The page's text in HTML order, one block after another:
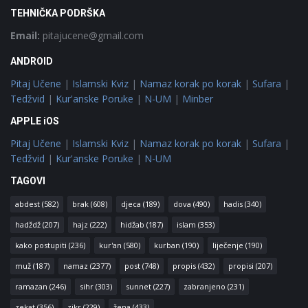
TEHNIČKA PODRŠKA
Email: pitajucene@gmail.com
ANDROID
Pitaj Učene | Islamski Kviz | Namaz korak po korak | Sufara |
Tedžvid | Kur'anske Poruke | N-UM | Minber
APPLE iOS
Pitaj Učene | Islamski Kviz | Namaz korak po korak | Sufara |
Tedžvid | Kur'anske Poruke | N-UM
TAGOVI
abdest (582) brak (608) djeca (189) dova (490) hadis (340)
hadždž (207) hajz (222) hidžab (187) islam (353)
kako postupiti (236) kur'an (580) kurban (190) liječenje (190)
muž (187) namaz (2377) post (748) propis (432) propisi (207)
ramazan (246) sihr (303) sunnet (227) zabranjeno (231)